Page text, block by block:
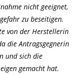
nicht geeignet,
zu beseitigen.
von der Herstellerin
die Antragsgegnerin
und sich die
gemacht hat.